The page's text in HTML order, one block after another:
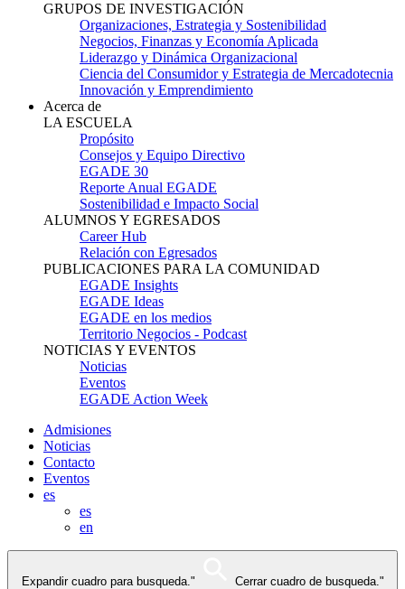
GRUPOS DE INVESTIGACIÓN
Organizaciones, Estrategia y Sostenibilidad
Negocios, Finanzas y Economía Aplicada
Liderazgo y Dinámica Organizacional
Ciencia del Consumidor y Estrategia de Mercadotecnia
Innovación y Emprendimiento
Acerca de
LA ESCUELA
Propósito
Consejos y Equipo Directivo
EGADE 30
Reporte Anual EGADE
Sostenibilidad e Impacto Social
ALUMNOS Y EGRESADOS
Career Hub
Relación con Egresados
PUBLICACIONES PARA LA COMUNIDAD
EGADE Insights
EGADE Ideas
EGADE en los medios
Territorio Negocios - Podcast
NOTICIAS Y EVENTOS
Noticias
Eventos
EGADE Action Week
Admisiones
Noticias
Contacto
Eventos
es
es
en
Expandir cuadro para busqueda." Cerrar cuadro de busqueda."